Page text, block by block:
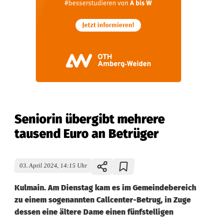
Seniorin übergibt mehrere
tausend Euro an Betrüger
03. April 2024, 14:15 Uhr
Kulmain. Am Dienstag kam es im Gemeindebereich
zu einem sogenannten Callcenter-Betrug, in Zuge
dessen eine ältere Dame einen fünfstelligen